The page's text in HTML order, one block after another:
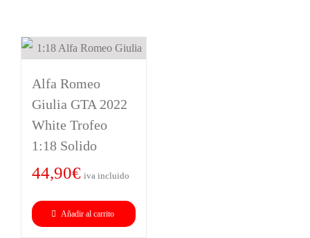
Alfa Romeo
Giulia GTA 2022
White Trofeo
1:18 Solido
44,90€ iva incluido
Añadir al carrito